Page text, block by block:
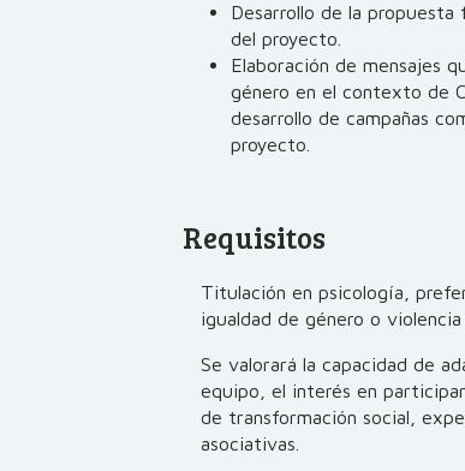
Desarrollo de la
del proyecto.
Elaboración de mensajes
género en el contexto de
desarrollo de campañas
proyecto.
Requisitos
Titulación en psicología,
igualdad de género o violencia
Se valorará la capacidad de
equipo, el interés en
de transformación social,
asociativas.